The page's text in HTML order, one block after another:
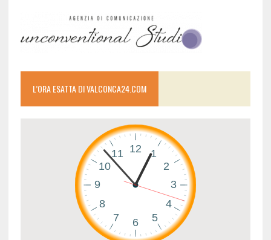
L’ORA ESATTA DI VALCONCA24.COM